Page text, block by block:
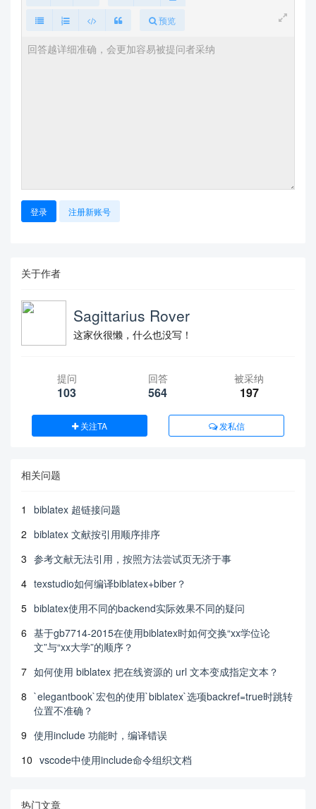
\definecolor{tianyi}{HTML}{1A237E}
\definecolor{secondary}{HTML}{1B5E20}
\let\proofname\relax
\usepackage[amsmath,thmmarks,amsthm,hyperref,thre
\usepackage{float}
\usepackage{tikz}
\usepackage{dsfont}
\renewcommand{\cftchapleader}{\cftdotfill{\cftdot
e*{\fill}目\quad 录\hspace*{\fill}}
\usepackage{fancyhdr}
\usepackage{setspace}
        format={\heiti\zihao{3}\centering\bfserie
        number={\arabic{chapter}},
        },
es},% 节标题格式
        beforeskip={7pt},
    },
    subsection={
        format={\heiti\zihao{4}\indent},%小节标题
        beforeskip={7pt},
    },
    \noindent\makebox[0.15\textwidth][l]{#2}{{#3}
}
\newcommand{\Unit}[1]{\,\mathrm{#1}}
\newcommand{\abs}[1]{\left\vert #1\right\vert}
\newcommand{\cRed}[1]{\textcolor{red}{#1}}
%%%%%%%%%%%%%%%%%下面两个命令主要是用来盲审屏蔽作者信
\newcommand{\starcensor}[1]{#1}
预览
登录 注册新账号
关于作者
Sagittarius Rover
这家伙很懒，什么也没写！
提问
103
回答
564
被采纳
197
关注TA 发私信
相关问题
1
biblatex 超链接问题
2 biblatex 文献按引用顺序排序
3 参考文献无法引用，按照方法尝试页无济于事
4 texstudio如何编译biblatex+biber？
5 biblatex使用不同的backend实际效果不同的疑问
6 基于gb7714-2015在使用biblatex时如何交换“xx学位论
文”与“xx大学”的顺序？
7 如何使用 biblatex 把在线资源的 url 文本变成指定文本？
8 `elegantbook`宏包的使用`biblatex`选项backref=true时跳转
位置不准确？
9 使用include 功能时，编译错误
10 vscode中使用include命令组织文档
热门文章